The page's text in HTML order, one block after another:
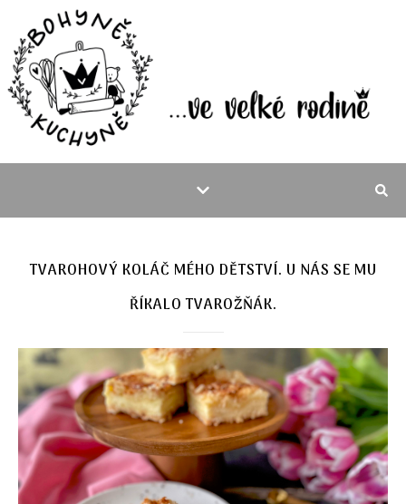
TVAROHOVÝ KOLÁČ MÉHO DĚTSTVÍ. U NÁS SE MU
ŘÍKALO TVAROŽŇÁK.